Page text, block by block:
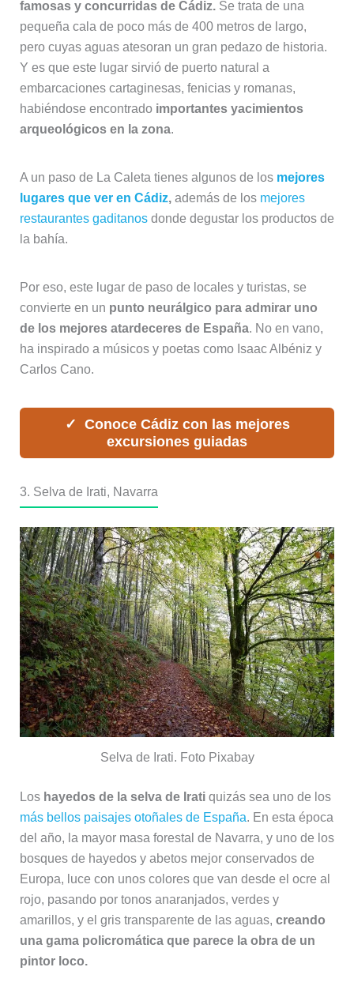
famosas y concurridas de Cádiz.Se trata de una
pequeña cala de poco más de 400 metros de largo,
pero cuyas aguas atesoran un gran pedazo de historia.
Y es que este lugar sirvió de puerto natural a
embarcaciones cartaginesas, fenicias y romanas,
habiéndose encontrado importantes yacimientos
arqueológicos en la zona.
A un paso de La Caleta tienes algunos de los mejores
lugares que ver en Cádiz,además de los mejores
restaurantes gaditanosdonde degustar los productos de
la bahía.
Por eso, este lugar de paso de locales y turistas, se
convierte en un punto neurálgico para admirar uno
de los mejores atardeceres de España. No en vano,
ha inspirado a músicos y poetas como Isaac Albéniz y
Carlos Cano.
Conoce Cádiz con las mejores
excursiones guiadas
3. Selva de Irati, Navarra
Selva de Irati. Foto Pixabay
Los hayedos de la selva de Iratiquizás sea uno de los
más bellos paisajes otoñales de España. En esta época
del año, la mayor masa forestal de Navarra, y uno de los
bosques de hayedos y abetos mejor conservados de
Europa, luce con unos colores que van desde el ocre al
rojo, pasando por tonos anaranjados, verdes y
amarillos, y el gris transparente de las aguas, creando
una gama policromática que parece la obra de un
pintor loco.